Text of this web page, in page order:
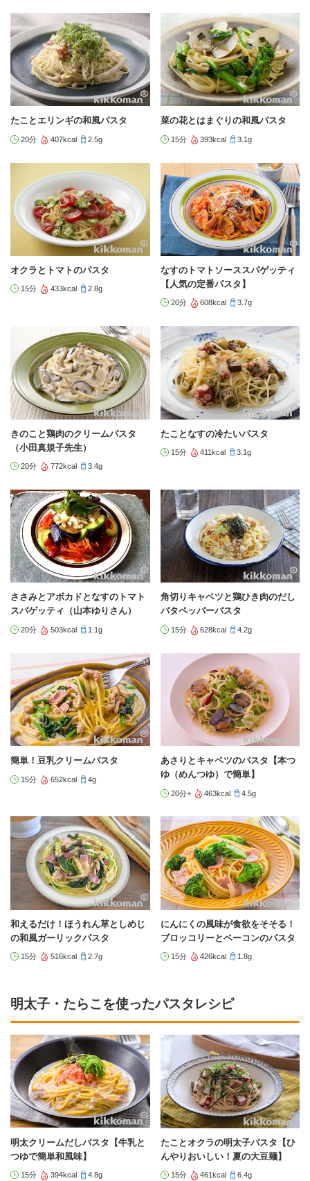
たことエリンギの和風パスタ
20分 407kcal 2.5g
菜の花とはまぐりの和風パスタ
15分 393kcal 3.1g
オクラとトマトのパスタ
15分 433kcal 2.8g
なすのトマトソーススパゲッティ
【人気の定番パスタ】
20分 608kcal 3.7g
きのこと鶏肉のクリームパスタ
（小田真規子先生）
20分 772kcal 3.4g
たことなすの冷たいパスタ
15分 411kcal 3.1g
ささみとアボカドとなすのトマト
スパゲッティ（山本ゆりさん）
20分 503kcal 1.1g
角切りキャベツと鶏ひき肉のだし
バタペッパーパスタ
15分 628kcal 4.2g
簡単！豆乳クリームパスタ
15分 652kcal 4g
あさりとキャベツのパスタ【本つ
ゆ（めんつゆ）で簡単】
20分+ 463kcal 4.5g
和えるだけ！ほうれん草としめじ
の和風ガーリックパスタ
15分 516kcal 2.7g
にんにくの風味が食欲をそそる！
ブロッコリーとベーコンのパスタ
15分 426kcal 1.8g
明太子・たらこを使ったパスタレシピ
明太クリームだしパスタ【牛乳と
つゆで簡単和風味】
15分 394kcal 4.8g
たことオクラの明太子パスタ【ひ
んやりおいしい！夏の大豆麺】
15分 461kcal 6.4g